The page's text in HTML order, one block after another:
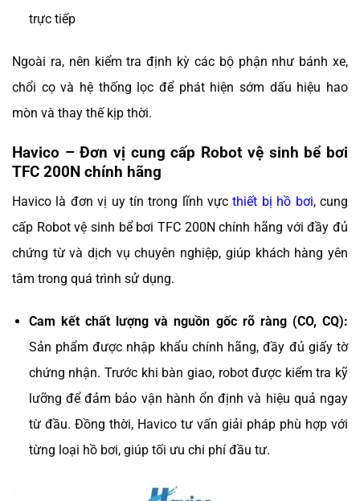
trực tiếp
Ngoài ra, nên kiểm tra định kỳ các bộ phận như bánh xe,
chổi cọ và hệ thống lọc để phát hiện sớm dấu hiệu hao
mòn và thay thế kịp thời.
Havico – Đơn vị cung cấp Robot vệ sinh bể bơi
TFC 200N chính hãng
Havico là đơn vị uy tín trong lĩnh vựcthiết bị hồ bơi, cung
cấp Robot vệ sinh bể bơi TFC 200N chính hãng với đầy đủ
chứng từ và dịch vụ chuyên nghiệp, giúp khách hàng yên
tâm trong quá trình sử dụng.
Cam kết chất lượng và nguồn gốc rõ ràng (CO, CQ):
Sản phẩm được nhập khẩu chính hãng, đầy đủ giấy tờ
chứng nhận. Trước khi bàn giao, robot được kiểm tra kỹ
lưỡng để đảm bảo vận hành ổn định và hiệu quả ngay
từ đầu. Đồng thời, Havico tư vấn giải pháp phù hợp với
từng loại hồ bơi, giúp tối ưu chi phí đầu tư.